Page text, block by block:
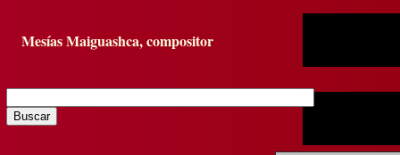
Mesías Maiguashca, compositor